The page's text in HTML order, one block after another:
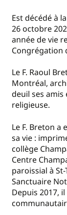
Est décédé à
26 octobre
année de vie
Congrégation
Le F. Raoul
Montréal,
deuil ses
religieuse.
Le F. Breton a
sa vie :
collège
Centre
paroissial à
Sanctuaire
Depuis 2017,